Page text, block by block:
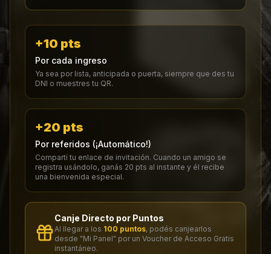
+10 pts
Por cada ingreso
Ya sea por lista, anticipada o puerta, siempre que des tu
DNI o muestres tu QR.
+20 pts
Por referidos (¡Automático!)
Compartí tu enlace de invitación. Cuando un amigo se
registra usándolo, ganás 20 pts al instante y él recibe
una bienvenida especial.
Canje Directo por Puntos
Al llegar a los 100 puntos, podés canjearlos
desde "Mi Panel" por un Voucher de Acceso Gratis
instantáneo.